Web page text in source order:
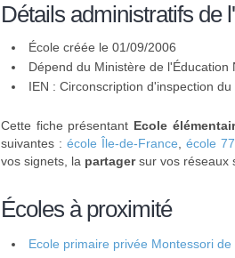
Détails administratifs de
École créée le 01/09/2006
Dépend du Ministère de l'Éducation
IEN : Circonscription d'inspection
Cette fiche présentant Ecole
suivantes : école Île-de-France école 77
vos signets, la partagersur vos réseaux
Écoles à proximité
Ecole primaire privée Montessori